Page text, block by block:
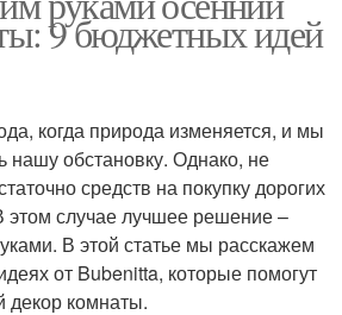
9 бюджетных идей
когда природа изменяется, и мы
нашу обстановку. Однако, не
средств на покупку дорогих
этом случае лучшее решение –
В этой статье мы расскажем
от Bubenitta, которые помогут
декор комнаты.